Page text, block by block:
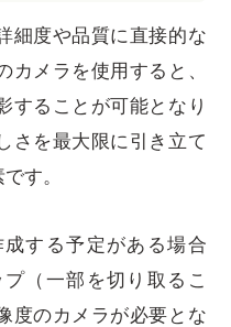
細度や品質に直接的な
メラを使用すると、
することが可能となり
さを最大限に引き立て
す。
する予定がある場合
（一部を切り取るこ
度のカメラが必要とな